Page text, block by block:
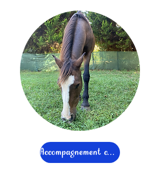
Accompagnement cheval